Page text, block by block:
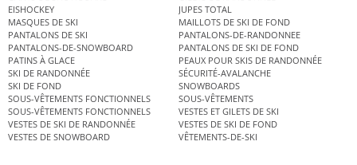
EISHOCKEY
JUPES TOTAL
MASQUES DE SKI
MAILLOTS DE SKI DE FOND
PANTALONS DE SKI
PANTALONS-DE-RANDONNEE
PANTALONS-DE-SNOWBOARD
PANTALONS DE SKI DE FOND
PATINS À GLACE
PEAUX POUR SKIS DE RANDONNÉE
SKI DE RANDONNÉE
SÉCURITÉ-AVALANCHE
SKI DE FOND
SNOWBOARDS
SOUS-VÊTEMENTS FONCTIONNELS
SOUS-VÊTEMENTS
SOUS-VÊTEMENTS FONCTIONNELS
VESTES ET GILETS DE SKI
VESTES DE SKI DE RANDONNÉE
VESTES DE SKI DE FOND
VESTES DE SNOWBOARD
VÊTEMENTS-DE-SKI